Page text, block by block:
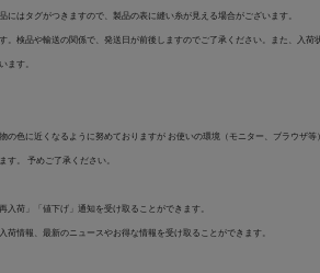
にはタグがつきますので、製品の表に縫い糸が見える場合がございます。
。検品や輸送の関係で、発送日が前後しますのでご了承ください。また、入荷
ます。
の色に近くなるように努めておりますが お使いの環境（モニター、ブラウザ等
す。 予めご了承ください。
入荷」「値下げ」通知を受け取ることができます。
荷情報、最新のニュースやお得な情報を受け取ることができます。